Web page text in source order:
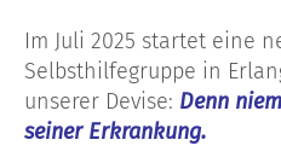
Im Juli 2025 startet eine
Selbsthilfegruppe in
unserer Devise: Denn
seiner Erkrankung.